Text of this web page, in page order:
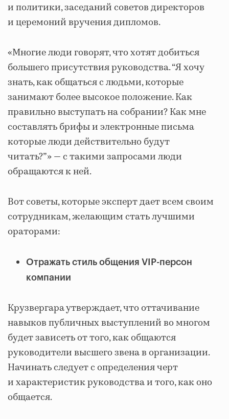
и политики, заседаний советов директоров
и церемоний вручения дипломов.
«Многие люди говорят, что хотят добиться
большего присутствия руководства. “Я хочу
знать, как общаться с людьми, которые
занимают более высокое положение. Как
правильно выступать на собрании? Как мне
составлять брифы и электронные письма
которые люди действительно будут
читать?”» — с такими запросами люди
обращаются к ней.
Вот советы, которые эксперт дает всем своим
сотрудникам, желающим стать лучшими
ораторами:
Отражать стиль общения VIP-персон
компании
Крузвергара утверждает, что оттачивание
навыков публичных выступлений во многом
будет зависеть от того, как общаются
руководители высшего звена в организации.
Начинать следует с определения черт
и характеристик руководства и того, как оно
общается.